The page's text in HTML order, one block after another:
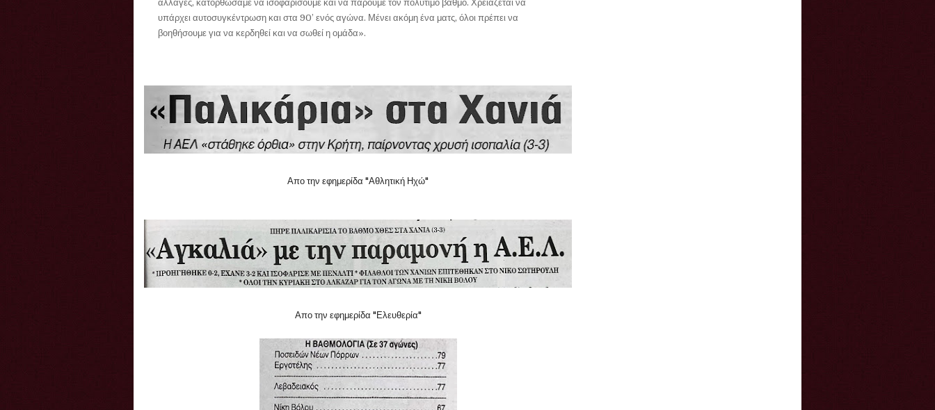
αλλαγές, κατορθώσαμε να ισοφαρίσουμε και να πάρουμε τον πολύτιμο βαθμό. Χρειάζεται να
υπάρχει αυτοσυγκέντρωση και στα 90’ ενός αγώνα. Μένει ακόμη ένα ματς, όλοι πρέπει να
βοηθήσουμε για να κερδηθεί και να σωθεί η ομάδα».
Απο την εφημερίδα "Αθλητική Ηχώ"
Απο την εφημερίδα "Ελευθερία"